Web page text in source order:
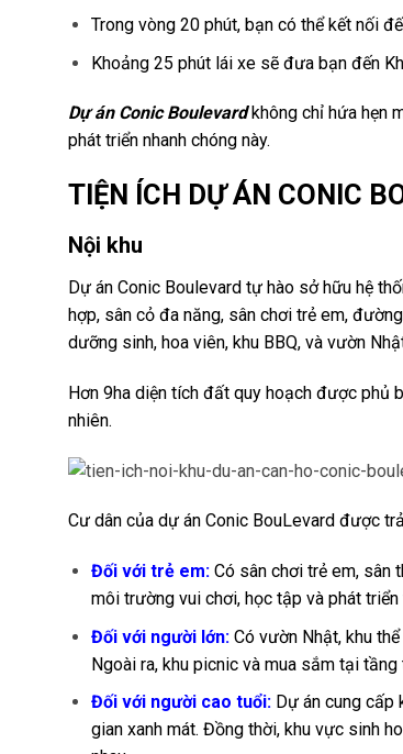
Trong vòng 20 phút, bạn có thể kết nối
Khoảng 25 phút lái xe sẽ đưa bạn đến
Dự án Conic Boulevard không chỉ hứa hẹn
phát triển nhanh chóng này.
TIỆN ÍCH DỰ ÁN CONIC
Nội khu
Dự án Conic Boulevard tự hào sở hữu hệ
hợp, sân cỏ đa năng, sân chơi trẻ em,
dưỡng sinh, hoa viên, khu BBQ, và vườn
Hơn 9ha diện tích đất quy hoạch được phủ
nhiên.
Cư dân của dự án Conic BouLevard được
Đối với trẻ em: Có sân chơi trẻ em, sân
môi trường vui chơi, học tập và phát triển
Đối với người lớn:Có vườn Nhật, khu
Ngoài ra, khu picnic và mua sắm tại
Đối với người cao tuổi:Dự án cung cấp
gian xanh mát. Đồng thời, khu vực sinh